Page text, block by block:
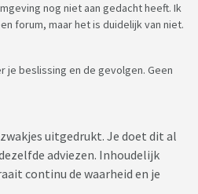
nog niet aan gedacht heeft. Ik
forum, maar het is duidelijk van niet.
je beslissing en de gevolgen. Geen
uitgedrukt. Je doet dit al
adviezen. Inhoudelijk
continu de waarheid en je